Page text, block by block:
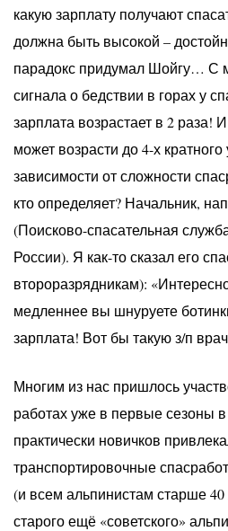
какую зарплату получают
должна быть высокой –
парадокс придумал Шойгу… С
сигнала о бедствии в горах у
зарплата возрастает в 2 раза!
может возрасти до 4-х
зависимости от сложности
кто определяет? Начальник,
(Поисково-спасательная
России). Я как-то сказал его
второразрядникам):
медленнее вы шнуруете
зарплата! Вот бы такую з/п
Многим из нас пришлось
работах уже в первые сезоны
практически новичков
транспортировочные
(и всем альпинистам старше
старого ещё «советского»